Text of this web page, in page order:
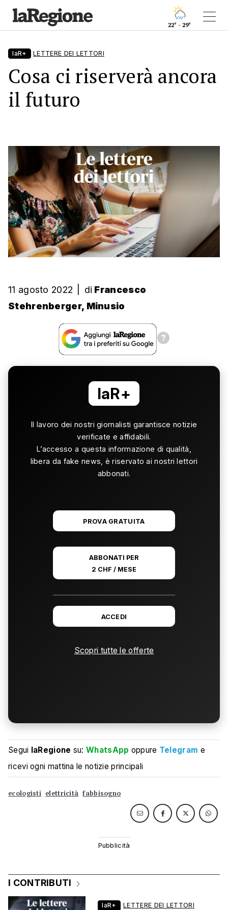
22° - 29°
laR+ LETTERE DEI LETTORI
Cosa ci riserverà ancora
il futuro
11 agosto 2022 di Francesco
Stehrenberger, Minusio
laR+
Il lavoro dei nostri giornalisti garantisce notizie
verificate e affidabili.
L’accesso a questa informazione di qualità,
libera da fake news, è riservato ai nostri lettori
abbonati.
PROVA GRATUITA
ABBONATI PER
2 CHF / MESE
ACCEDI
Scopri tutte le offerte
Segui laRegione su:WhatsApp oppure Telegram e
ricevi ogni mattina le notizie principali
ecologisti elettricità fabbisogno
I CONTRIBUTI
laR+ LETTERE DEI LETTORI